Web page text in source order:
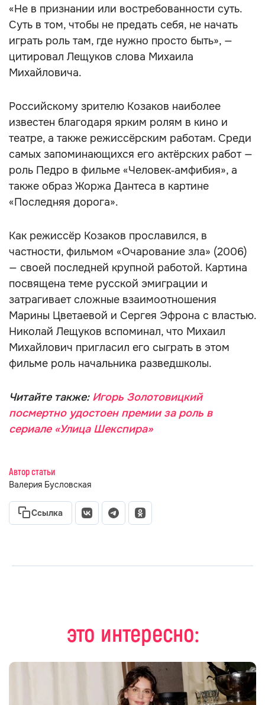
«Не в признании или востребованности суть.
Суть в том, чтобы не предать себя, не начать
играть роль там, где нужно просто быть», —
цитировал Лещуков слова Михаила
Михайловича.
Российскому зрителю Козаков наиболее
известен благодаря ярким ролям в кино и
театре, а также режиссёрским работам. Среди
самых запоминающихся его актёрских работ —
роль Педро в фильме «Человек‑амфибия», а
также образ Жоржа Дантеса в картине
«Последняя дорога».
Как режиссёр Козаков прославился, в
частности, фильмом «Очарование зла» (2006)
— своей последней крупной работой. Картина
посвящена теме русской эмиграции и
затрагивает сложные взаимоотношения
Марины Цветаевой и Сергея Эфрона с властью.
Николай Лещуков вспоминал, что Михаил
Михайлович пригласил его сыграть в этом
фильме роль начальника разведшколы.
Читайте также: Игорь Золотовицкий
посмертно удостоен премии за роль в
сериале «Улица Шекспира»
Автор статьи
Валерия Бусловская
Ссылка
это интересно: